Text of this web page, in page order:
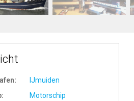
IJmuiden
Motorschip